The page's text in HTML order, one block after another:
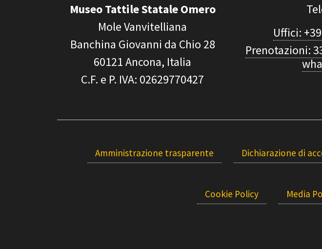
Museo Tattile Statale Omero
Mole Vanvitelliana
Banchina Giovanni da Chio 28
60121Ancona, Italia
C.F. e P. IVA: 02629770427
Uffici:
Prenotazioni:
Amministrazione trasparente Dichiarazione di
Cookie Policy Media